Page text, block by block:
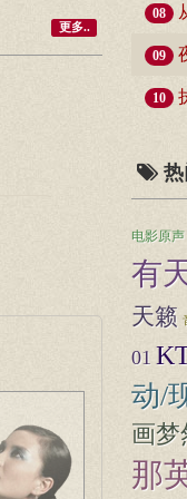
更多..
08
09
10
电影原声
有
天籁
01
动/
画梦
那